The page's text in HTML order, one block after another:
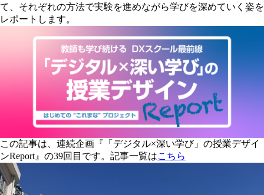
て、それぞれの方法で実験を進めながら学びを深めていく姿を
レポートします。
この記事は、連続企画『「デジタル×深い学び」の授業デザイ
ンReport』の39回目です。記事一覧はこちら